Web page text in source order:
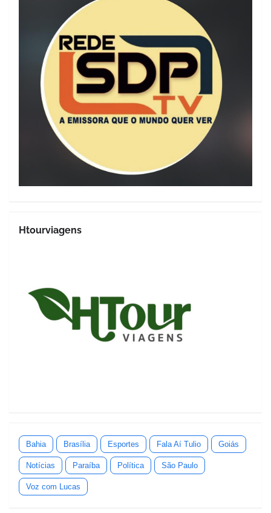
Htourviagens
Bahia Brasília Esportes Fala Aí Tulio Goiás
Notícias Paraíba Política São Paulo
Voz com Lucas